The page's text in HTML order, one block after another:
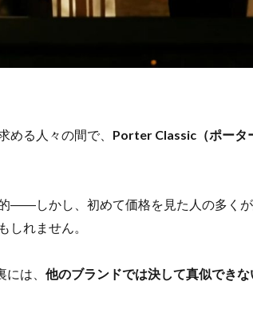
める人々の間で、 Porter Classic（ポータ
――しかし、初めて価格を見た人の多く
しれません。
は、 他のブランドでは決して真似でき